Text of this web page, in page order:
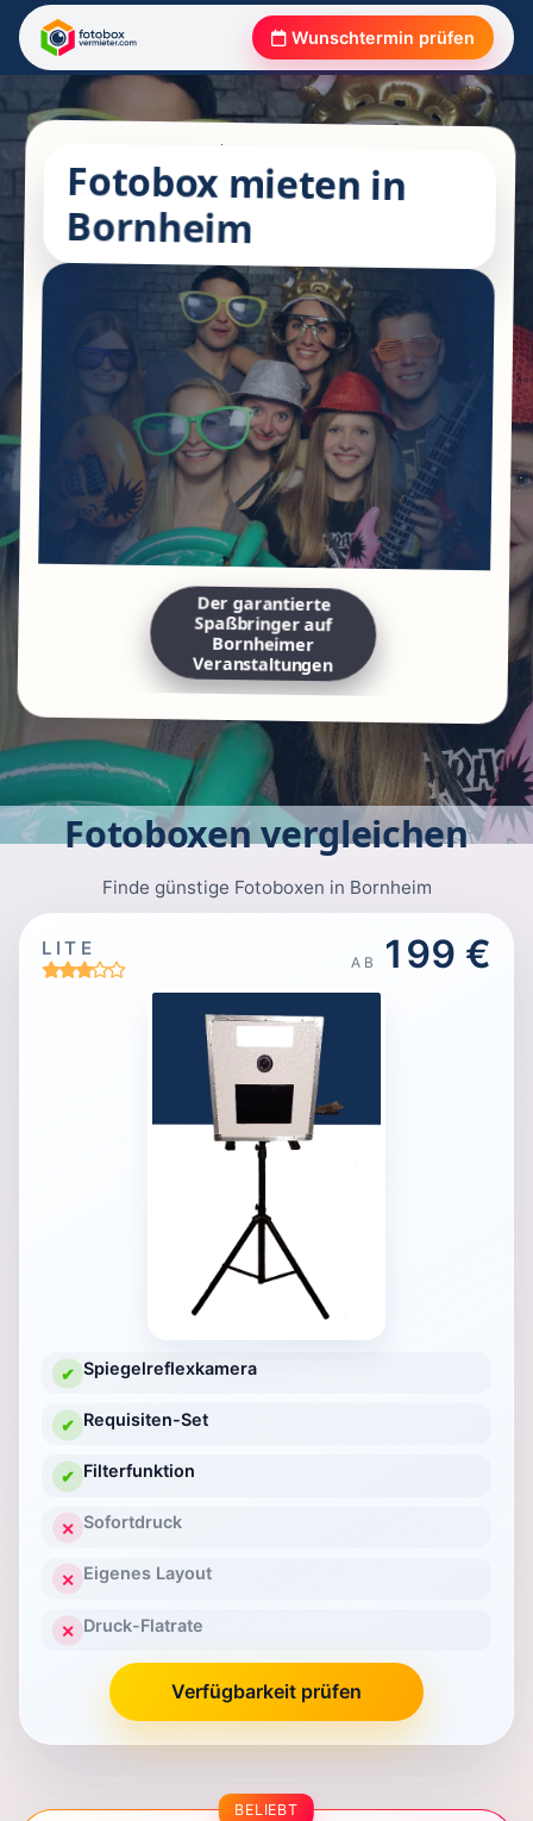
Wunschtermin prüfen
Fotobox mieten in
Bornheim
Der garantierte
Spaßbringer auf
Bornheimer
Veranstaltungen
Fotoboxen vergleichen
Finde günstige Fotoboxen in Bornheim
LITE
AB 199 €
✔ Spiegelreflexkamera
✔ Requisiten-Set
✔ Filterfunktion
✕ Sofortdruck
✕ Eigenes Layout
✕ Druck-Flatrate
Verfügbarkeit prüfen
BELIEBT